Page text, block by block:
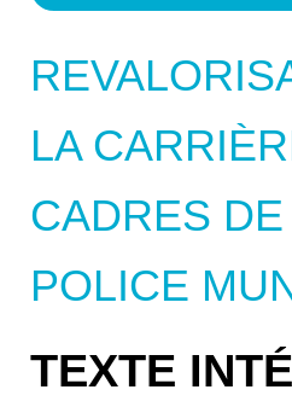
LA
CADRES
POLICE
TEXTE